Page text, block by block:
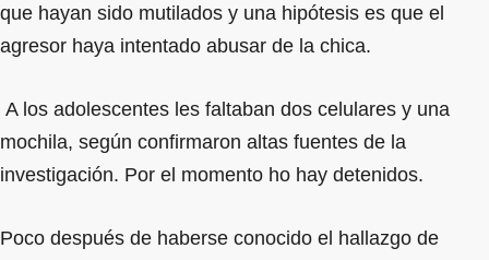
que hayan sido mutilados y una hipótesis es que el
agresor haya intentado abusar de la chica.
A los adolescentes les faltaban dos celulares y una
mochila, según confirmaron altas fuentes de la
investigación. Por el momento ho hay detenidos.
Poco después de haberse conocido el hallazgo de